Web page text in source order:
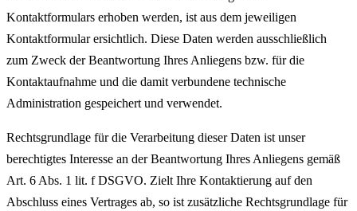
Kontaktformulars erhoben werden, ist aus dem jeweiligen
Kontaktformular ersichtlich. Diese Daten werden ausschließlich
zum Zweck der Beantwortung Ihres Anliegens bzw. für die
Kontaktaufnahme und die damit verbundene technische
Administration gespeichert und verwendet.
Rechtsgrundlage für die Verarbeitung dieser Daten ist unser
berechtigtes Interesse an der Beantwortung Ihres Anliegens gemäß
Art. 6 Abs. 1 lit. f DSGVO. Zielt Ihre Kontaktierung auf den
Abschluss eines Vertrages ab, so ist zusätzliche Rechtsgrundlage für